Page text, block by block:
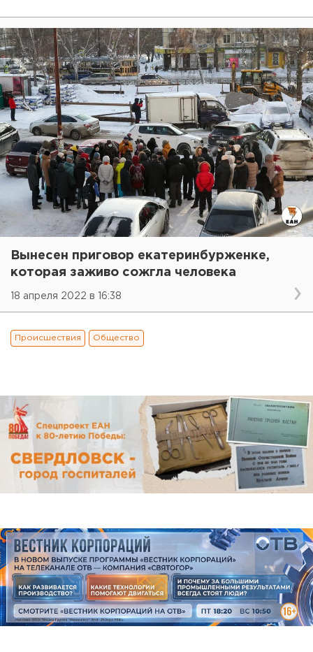
Вынесен приговор екатеринбурженке,
которая заживо сожгла человека
18 апреля 2022 в 16:38
Происшествия Общество